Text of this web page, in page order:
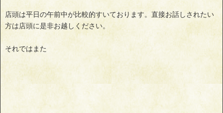
店頭は平日の午前中が比較的すいております。直接お話しされたい
方は店頭に是非お越しください。
それではまた